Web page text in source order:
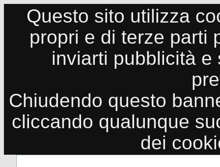
Questo sito utilizza
propri e di terze parti
inviarti pubblicità
Chiudendo questo
cliccando qualunque
dei